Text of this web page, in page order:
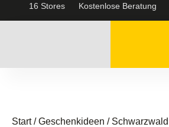
16 Stores Kostenlose Beratung
Start/Geschenkideen / Schwarzwald